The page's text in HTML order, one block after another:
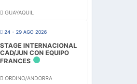
GUAYAQUIL
24 - 29 AGO 2026
STAGE INTERNACIONAL
CAD/JUN CON EQUIPO
FRANCES
ORDINO/ANDORRA